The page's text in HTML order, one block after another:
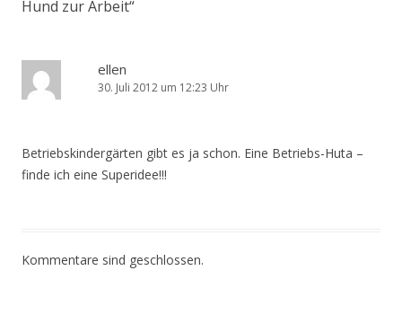
Hund zur Arbeit“
ellen
30. Juli 2012 um 12:23 Uhr
Betriebskindergärten gibt es ja schon. Eine Betriebs-Huta –
finde ich eine Superidee!!!
Kommentare sind geschlossen.